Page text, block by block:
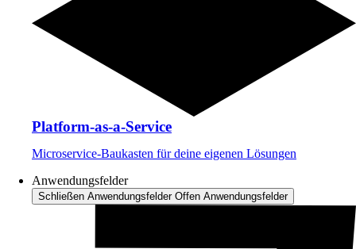
Platform-as-a-Service
Microservice-Baukasten für deine eigenen Lösungen
Anwendungsfelder
Schließen Anwendungsfelder Offen Anwendungsfelder